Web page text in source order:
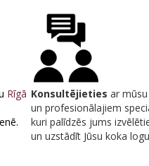
Rīgā Konsultējietiesar
un profesionālajiem
kuri palīdzēs jums
un uzstādīt Jūsu koka